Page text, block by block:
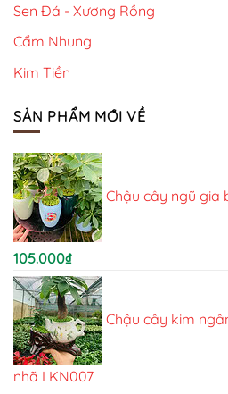
Sen Đá - Xương Rồng
Cẩm Nhung
Kim Tiền
SẢN PHẨM MỚI VỀ
Chậu cây ngũ gia
105.000₫
Chậu cây kim
nhã I KN007